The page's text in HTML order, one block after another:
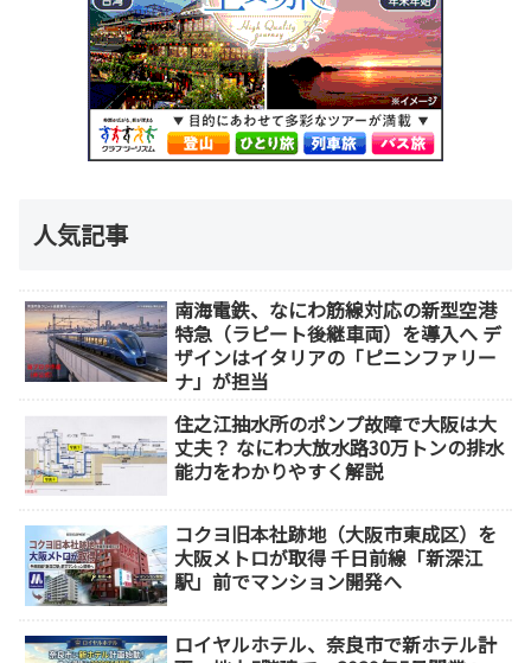
人気記事
南海電鉄、なにわ筋線対応の新型空港
特急（ラピート後継車両）を導入へ デ
ザインはイタリアの「ピニンファリー
ナ」が担当
住之江抽水所のポンプ故障で大阪は大
丈夫？ なにわ大放水路30万トンの排水
能力をわかりやすく解説
コクヨ旧本社跡地（大阪市東成区）を
大阪メトロが取得 千日前線「新深江
駅」前でマンション開発へ
ロイヤルホテル、奈良市で新ホテル計